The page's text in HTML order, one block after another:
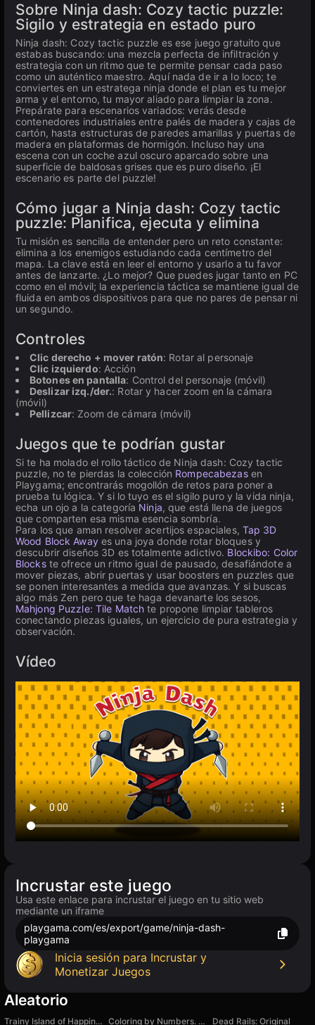
Sobre Ninja dash: Cozy tactic puzzle:
Sigilo y estrategia en estado puro
Ninja dash: Cozy tactic puzzle es ese juego gratuito que
estabas buscando: una mezcla perfecta de infiltración y
estrategia con un ritmo que te permite pensar cada paso
como un auténtico maestro. Aquí nada de ir a lo loco; te
conviertes en un estratega ninja donde el plan es tu mejor
arma y el entorno, tu mayor aliado para limpiar la zona.
Prepárate para escenarios variados: verás desde
contenedores industriales entre palés de madera y cajas de
cartón, hasta estructuras de paredes amarillas y puertas de
madera en plataformas de hormigón. Incluso hay una
escena con un coche azul oscuro aparcado sobre una
superficie de baldosas grises que es puro diseño. ¡El
escenario es parte del puzzle!
Cómo jugar a Ninja dash: Cozy tactic
puzzle: Planifica, ejecuta y elimina
Tu misión es sencilla de entender pero un reto constante:
elimina a los enemigos estudiando cada centímetro del
mapa. La clave está en leer el entorno y usarlo a tu favor
antes de lanzarte. ¿Lo mejor? Que puedes jugar tanto en PC
como en el móvil; la experiencia táctica se mantiene igual de
fluida en ambos dispositivos para que no pares de pensar ni
un segundo.
Controles
Clic derecho + mover ratón: Rotar al personaje
Clic izquierdo: Acción
Botones en pantalla: Control del personaje (móvil)
Deslizar izq./der.: Rotar y hacer zoom en la cámara
(móvil)
Pellizcar: Zoom de cámara (móvil)
Juegos que te podrían gustar
Si te ha molado el rollo táctico de Ninja dash: Cozy tactic
puzzle, no te pierdas la colección Rompecabezasen
Playgama; encontrarás mogollón de retos para poner a
prueba tu lógica. Y si lo tuyo es el sigilo puro y la vida ninja,
echa un ojo a la categoría Ninja, que está llena de juegos
que comparten esa misma esencia sombría.
Para los que aman resolver acertijos espaciales, Tap 3D
Wood Block Awayes una joya donde rotar bloques y
descubrir diseños 3D es totalmente adictivo. Blockibo: Color
Blockste ofrece un ritmo igual de pausado, desafiándote a
mover piezas, abrir puertas y usar boosters en puzzles que
se ponen interesantes a medida que avanzas. Y si buscas
algo más Zen pero que te haga devanarte los sesos,
Mahjong Puzzle: Tile Match te propone limpiar tableros
conectando piezas iguales, un ejercicio de pura estrategia y
observación.
Vídeo
Incrustar este juego
Usa este enlace para incrustar el juego en tu sitio web
mediante un iframe
playgama.com/es/export/game/ninja-dash-
playgama
Inicia sesión para Incrustar y
Monetizar Juegos
Aleatorio
Trainy Island of Happiness Coloring by Numbers. Pixel House
Dead Rails: Original